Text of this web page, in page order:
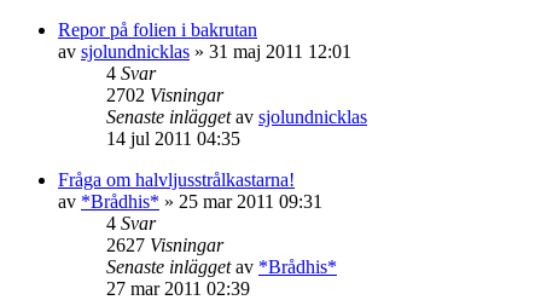
Repor på folien i bakrutan
av sjolundnicklas » 31 maj 2011 12:01
4 Svar
2702 Visningar
Senaste inläggetav sjolundnicklas
14 jul 2011 04:35
Fråga om halvljusstrålkastarna!
av *Brådhis* » 25 mar 2011 09:31
4 Svar
2627 Visningar
Senaste inläggetav *Brådhis*
27 mar 2011 02:39